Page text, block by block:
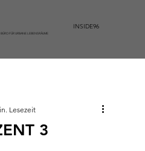
INSIDE96
BÜRO FÜR URBANE LEBENSRÄUME
3
Lesezeit